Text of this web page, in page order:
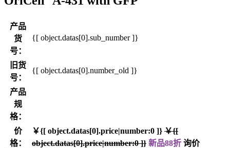
产品
货
号：
{[ object.datas[0].sub_number ]}
旧货
号：
{[ object.datas[0].number_old ]}
产品
规
格：
价
格：
￥{[ object.datas[0].price|number:0 ]} ￥{[
object.datas[0].price|number:0 ]} 新品88折 询价